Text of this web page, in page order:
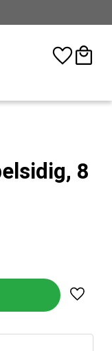
Favorites
Basket
8
Add to